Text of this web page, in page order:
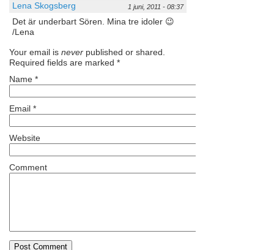
Lena Skogsberg 1 juni, 2011 - 08:37
Det är underbart Sören. Mina tre idoler 😉
/Lena
Your email is never published or shared.
Required fields are marked *
Name *
Email *
Website
Comment